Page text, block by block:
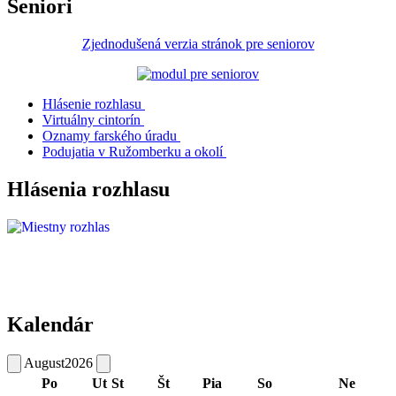
Seniori
Zjednodušená verzia stránok pre seniorov
Hlásenie rozhlasu
Virtuálny cintorín
Oznamy farského úradu
Podujatia v Ružomberku a okolí
Hlásenia rozhlasu
Kalendár
August2026
Po
Ut St Št Pia So Ne